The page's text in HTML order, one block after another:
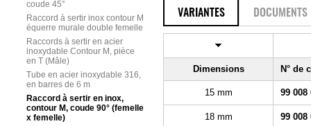
coude 45°
Raccord à sertir inox contour M
équerre murale double femelle
Raccords à sertir en acier
inoxydable Contour M, pièce
en T (Mâle)
Tube en acier inoxydable 316,
en barres de 6 m
Raccord à sertir en inox,
contour M, coude 90° (femelle
x femelle)
VARIANTES DOCUMENTS
Dimensions N° de
15 mm 99 008
18 mm 99 008